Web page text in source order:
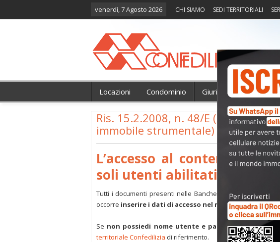
venerdì, 7 Agosto 2026 CHI SIAMO SEDI TERRITORIALI
Locazioni Condominio Giurisprudenza
Ris. 15.2.2008, n. 48/E (studi
immobile strumentale)
L’accesso al contenuto
soli utenti abilitati.
Tutti i documenti presenti nelle Banche dati sonoa
occorre inserire i dati di accesso nel modulo a destra
Se non possiedi nome utente e passwordoppure li
territoriale Confedilizia di riferimento.